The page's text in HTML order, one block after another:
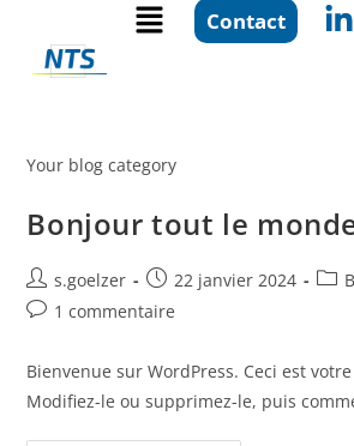
Contact
Your blog category
Bonjour tout le
s.goelzer 22 janvier 2024
1 commentaire
Bienvenue sur WordPress. Ceci est
Modifiez-le ou supprimez-le, puis